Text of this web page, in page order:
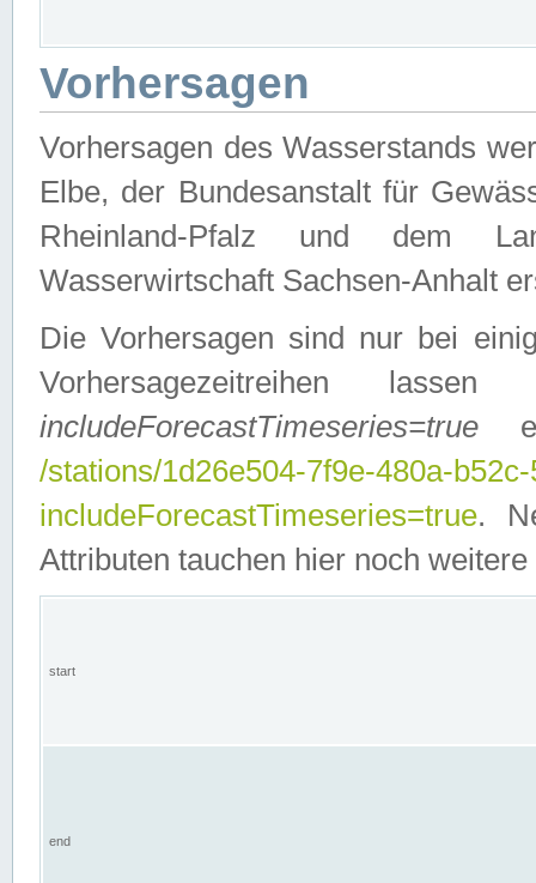
Vorhersagen
Vorhersagen des Wasserstands
Elbe, der Bundesanstalt für
Rheinland-Pfalz und dem
Wasserwirtschaft Sachsen-Anhalt
Die Vorhersagen sind nur bei
Vorhersagezeitreihen
includeForecastTimeseries=true
/stations/1d26e504-7f9e-480a-
includeForecastTimeseries=true.
Attributen tauchen hier noch weitere
start
end